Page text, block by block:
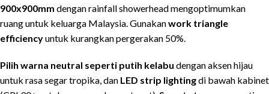
900x900mm dengan rainfall showerhead mengoptimumkan
ruang untuk keluarga Malaysia. Gunakanwork triangle
efficiencyuntuk kurangkan pergerakan 50%.
Pilih warna neutral seperti putih kelabu dengan aksen hijau
untuk rasa segar tropika, dan LED strip lightingdi bawah kabinet